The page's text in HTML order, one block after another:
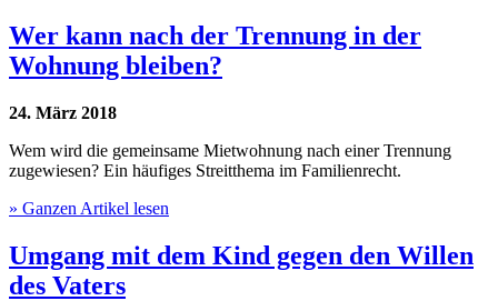
Wer kann nach der Trennung in der
Wohnung bleiben?
24. März 2018
Wem wird die gemeinsame Mietwohnung nach einer Trennung
zugewiesen? Ein häufiges Streitthema im Familienrecht.
» Ganzen Artikel lesen
Umgang mit dem Kind gegen den Willen
des Vaters